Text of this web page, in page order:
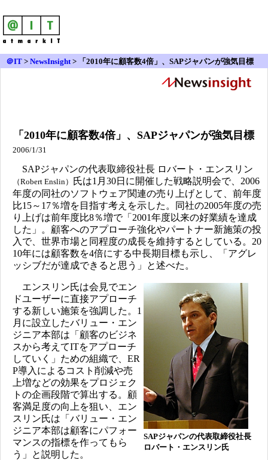
＠IT > NewsInsight> 「2010年に顧客数4倍」、SAPジャパンが強気目標
「2010年に顧客数4倍」、SAPジャパンが強気目標
2006/1/31
SAPジャパンの代表取締役社長 ロバート・エンスリン
（Robert Enslin） 氏は1月30日に開催した戦略説明会で、2006
年度の同社のソフトウェア関連の売り上げとして、前年度
比15～17％増を目指す考えを示した。同社の2005年度の売
り上げは前年度比8％増で「2001年度以来の好業績を達成
した」。顧客へのアプローチ強化やパートナー新施策の投
入で、世界市場と同程度の成長を維持するとしている。20
10年には顧客数を4倍にする中長期目標も示し、「アグレ
ッシブだが達成できると思う」と述べた。
SAPジャパンの代表取締役社長
ロバート・エンスリン氏
エンスリン氏は会見でエン
ドユーザーに直接アプローチ
する新しい施策を強調した。1
月に設立したバリュー・エン
ジニア本部は「顧客のビジネ
スから考えてITをアプローチ
していく」ための組織で、ER
P導入によるコスト削減や売
上増などの効果をプロジェク
トの企画段階で算出する。顧
客満足度の向上を狙い、エン
スリン氏は「バリュー・エン
ジニア本部は顧客にパフォー
マンスの指標を作ってもら
う」と説明した。